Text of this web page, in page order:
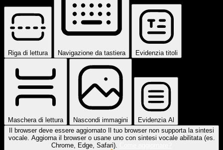
Riga di lettura Navigazione da tastiera Evidenzia titoli
Maschera di lettura Nascondi immagini
Evidenzia Al
Il browser deve essere aggiornato
Il tuo browser non supporta la sintesi
vocale. Aggiorna il browser o usane uno con sintesi vocale abilitata (es.
Chrome, Edge, Safari).